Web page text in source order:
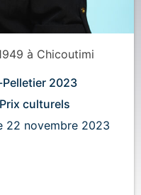
à Chicoutimi
2023
culturels
22 novembre 2023